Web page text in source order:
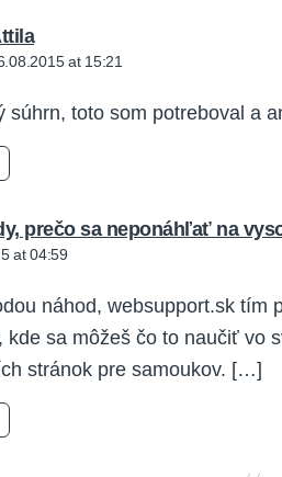
says:
at 15:21
súhrn, toto som potreboval a
prečo sa neponáhľať na
at 04:59
náhod, websupport.sk tím
kde sa môžeš čo to naučiť vo
stránok pre samoukov. […]